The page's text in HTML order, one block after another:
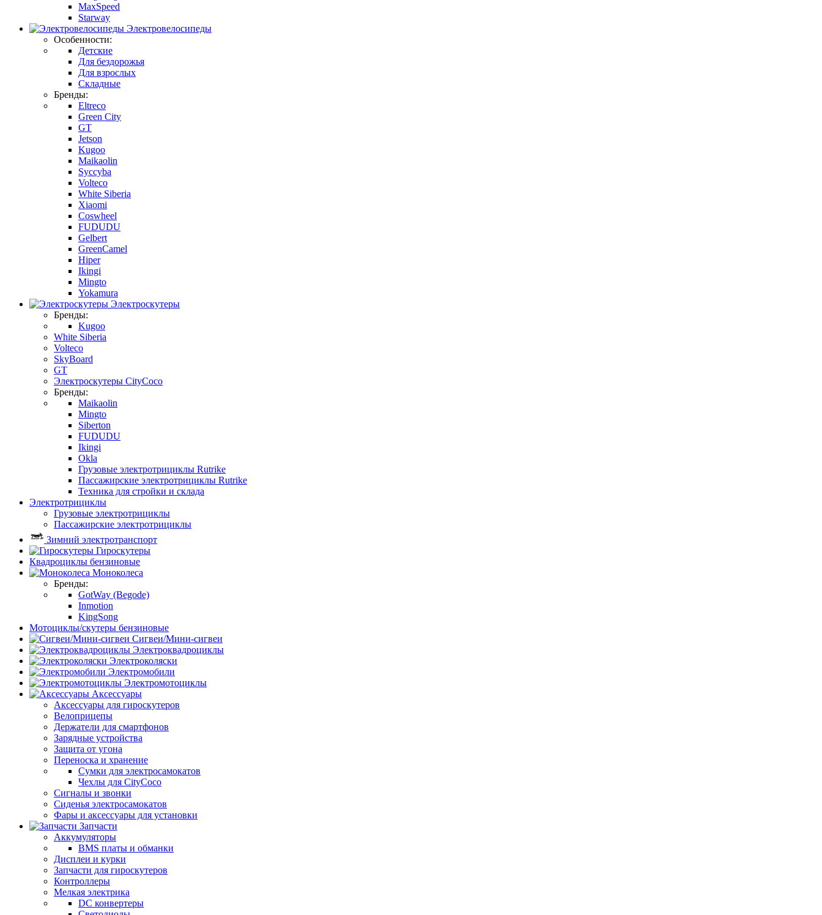
MaxSpeed
Starway
Электровелосипеды
Особенности:
Детские
Для бездорожья
Для взрослых
Складные
Бренды:
Eltreco
Green City
GT
Jetson
Kugoo
Maikaolin
Syccyba
Volteco
White Siberia
Xiaomi
Coswheel
FUDUDU
Gelbert
GreenCamel
Hiper
Ikingi
Mingto
Yokamura
Электроскутеры
Бренды:
Kugoo
White Siberia
Volteco
SkyBoard
GT
Электроскутеры CityCoco
Бренды:
Maikaolin
Mingto
Siberton
FUDUDU
Ikingi
Okla
Грузовые электротрициклы Rutrike
Пассажирские электротрициклы Rutrike
Техника для стройки и склада
Электротрициклы
Грузовые электротрициклы
Пассажирские электротрициклы
Зимний электротранспорт
Гироскутеры
Квадроциклы бензиновые
Моноколеса
Бренды:
GotWay (Begode)
Inmotion
KingSong
Мотоциклы/скутеры бензиновые
Сигвеи/Мини-сигвеи
Электроквадроциклы
Электроколяски
Электромобили
Электромотоциклы
Аксессуары
Аксессуары для гироскутеров
Велоприцепы
Держатели для смартфонов
Зарядные устройства
Защита от угона
Переноска и хранение
Сумки для электросамокатов
Чехлы для CityCoco
Сигналы и звонки
Сиденья электросамокатов
Фары и аксессуары для установки
Запчасти
Аккумуляторы
BMS платы и обманки
Дисплеи и курки
Запчасти для гироскутеров
Контроллеры
Мелкая электрика
DC конвертеры